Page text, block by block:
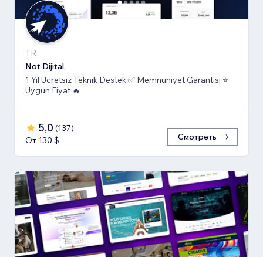
TR
Not Dijital
1 Yıl Ücretsiz Teknik Destek ✅ Memnuniyet Garantisi ⭐
Uygun Fiyat 🔥
5,0 (137)
От 130 $
Смотреть